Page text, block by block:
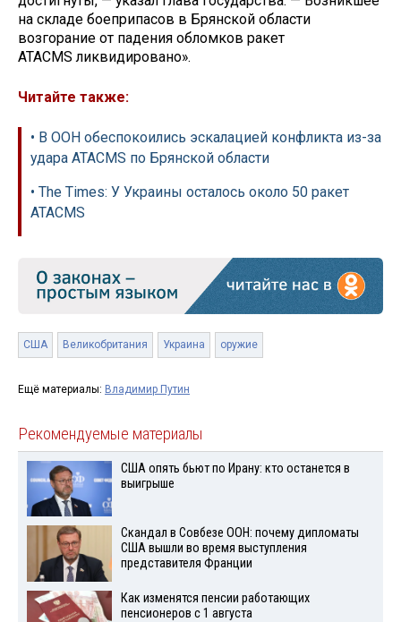
на складе боеприпасов в Брянской области
возгорание от падения обломков ракет
ATACMS ликвидировано».
Читайте также:
• В ООН обеспокоились эскалацией конфликта из-за
удара ATACMS по Брянской области
• The Times: У Украины осталось около 50 ракет
ATACMS
США Великобритания Украина оружие
Ещё материалы: Владимир Путин
Рекомендуемые материалы
США опять бьют по Ирану: кто останется в
выигрыше
Скандал в Совбезе ООН: почему дипломаты
США вышли во время выступления
представителя Франции
Как изменятся пенсии работающих
пенсионеров с 1 августа